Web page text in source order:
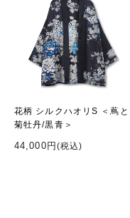
花柄 シルクハオリS ＜蔦と
菊牡丹/黒青＞
44,000円 (税込)